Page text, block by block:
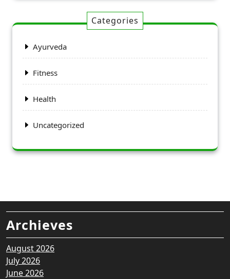
Categories
Ayurveda
Fitness
Health
Uncategorized
Archieves
August 2026
July 2026
June 2026